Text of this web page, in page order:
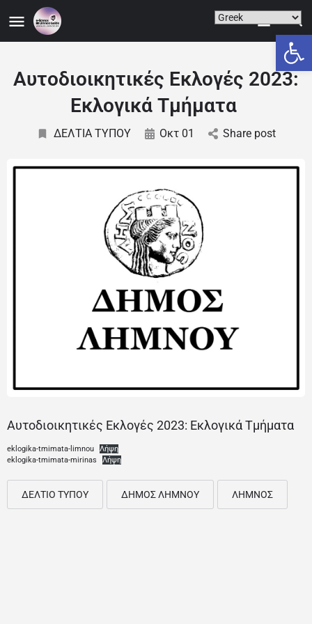
Αυτοδιοικητικές Εκλογές 2023:
Εκλογικά Τμήματα
ΔΕΛΤΙΑ ΤΥΠΟΥ Οκτ 01 Share post
Αυτοδιοικητικές Εκλογές 2023: Εκλογικά Τμήματα
eklogika-tmimata-limnou
Λήψη
eklogika-tmimata-mirinas
Λήψη
ΔΕΛΤΙΟ ΤΥΠΟΥ ΔΗΜΟΣ ΛΗΜΝΟΥ ΛΗΜΝΟΣ